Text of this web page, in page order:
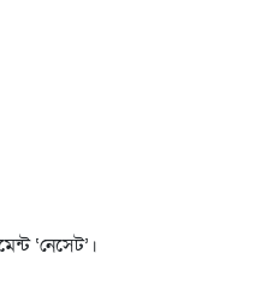
‘নেসেট’।